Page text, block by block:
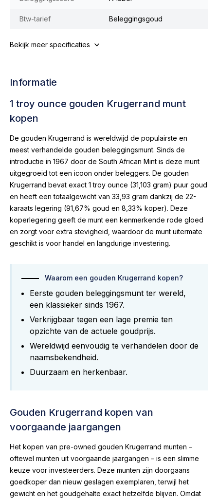
Btw-tarief Beleggingsgoud
Bekijk meer specificaties
Informatie
1 troy ounce gouden Krugerrand munt
kopen
De gouden Krugerrand is wereldwijd de populairste en
meest verhandelde gouden beleggingsmunt. Sinds de
introductie in 1967 door de South African Mint is deze munt
uitgegroeid tot een icoon onder beleggers. De gouden
Krugerrand bevat exact 1 troy ounce (31,103 gram) puur goud
en heeft een totaalgewicht van 33,93 gram dankzij de 22-
karaats legering (91,67% goud en 8,33% koper). Deze
koperlegering geeft de munt een kenmerkende rode gloed
en zorgt voor extra stevigheid, waardoor de munt uitermate
geschikt is voor handel en langdurige investering.
Waarom een gouden Krugerrand kopen?
Eerste gouden beleggingsmunt ter wereld,
een klassieker sinds 1967.
Verkrijgbaar tegen een lage premie ten
opzichte van de actuele goudprijs.
Wereldwijd eenvoudig te verhandelen door de
naamsbekendheid.
Duurzaam en herkenbaar.
Gouden Krugerrand kopen van
voorgaande jaargangen
Het kopen van pre-owned gouden Krugerrand munten –
oftewel munten uit voorgaande jaargangen – is een slimme
keuze voor investeerders. Deze munten zijn doorgaans
goedkoper dan nieuw geslagen exemplaren, terwijl het
gewicht en het goudgehalte exact hetzelfde blijven. Omdat